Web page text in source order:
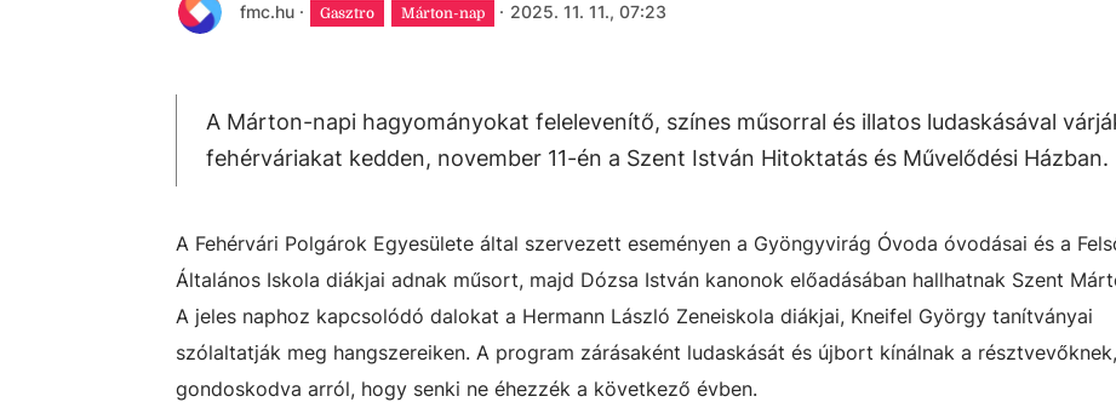
fmc.hu · Gasztro Márton-nap · 2025. 11. 11., 07:23
A Márton-napi hagyományokat felelevenítő, színes műsorral és illatos ludaskásával
fehérváriakat kedden, november 11-én a Szent István Hitoktatás és Művelődési Házban.
A Fehérvári Polgárok Egyesülete által szervezett eseményen a Gyöngyvirág Óvoda óvodásai és a
Általános Iskola diákjai adnak műsort, majd Dózsa István kanonok előadásában hallhatnak Szent
A jeles naphoz kapcsolódó dalokat a Hermann László Zeneiskola diákjai, Kneifel György tanítványai
szólaltatják meg hangszereiken. A program zárásaként ludaskását és újbort kínálnak a résztvevőknek,
gondoskodva arról, hogy senki ne éhezzék a következő évben.